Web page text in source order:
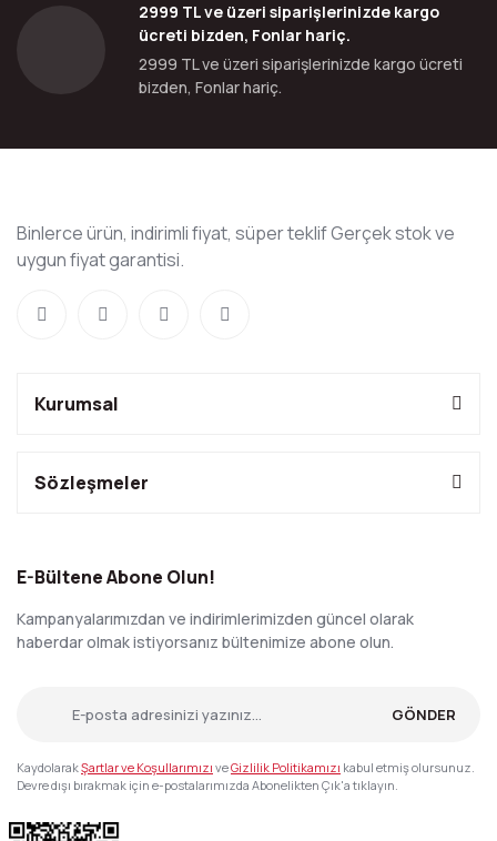
2999 TL ve üzeri siparişlerinizde kargo
ücreti bizden, Fonlar hariç.
2999 TL ve üzeri siparişlerinizde kargo ücreti
bizden, Fonlar hariç.
Binlerce ürün, indirimli fiyat, süper teklif Gerçek stok ve
uygun fiyat garantisi.
Kurumsal
Sözleşmeler
E-Bültene Abone Olun!
Kampanyalarımızdan ve indirimlerimizden güncel olarak
haberdar olmak istiyorsanız bültenimize abone olun.
GÖNDER
KaydolarakŞartlar ve Koşullarımızı veGizlilik Politikamızı kabul etmiş olursunuz.
Devre dışı bırakmak için e-postalarımızda Abonelikten Çık'a tıklayın.